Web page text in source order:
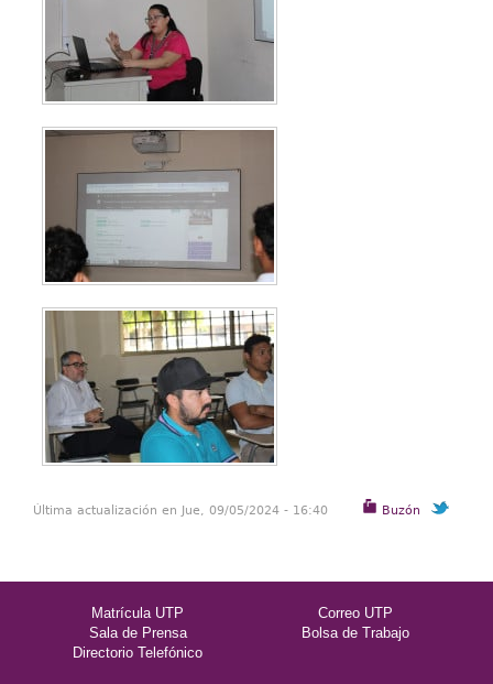
Buzón
Última actualización en Jue, 09/05/2024 - 16:40
Matrícula UTP
Correo UTP
Sala de Prensa
Bolsa de Trabajo
Directorio Telefónico